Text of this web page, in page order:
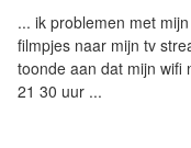
... ik problemen met
filmpjes naar mijn tv
toonde aan dat mijn wifi
21 30 uur ...